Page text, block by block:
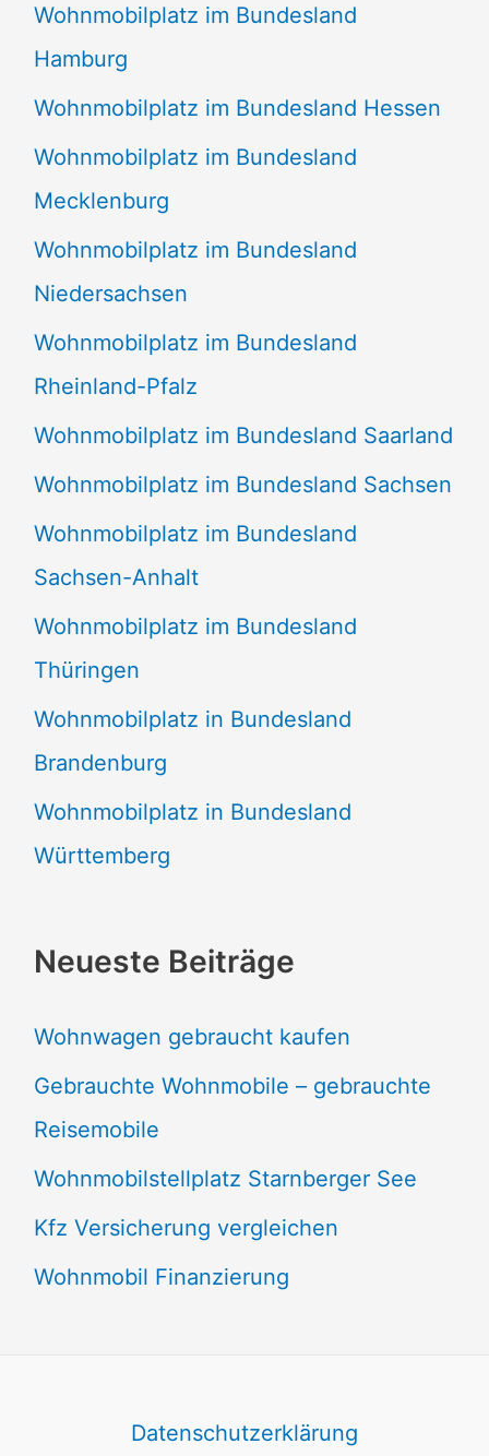
Wohnmobilplatz im Bundesland
Hamburg
Wohnmobilplatz im Bundesland Hessen
Wohnmobilplatz im Bundesland
Mecklenburg
Wohnmobilplatz im Bundesland
Niedersachsen
Wohnmobilplatz im Bundesland
Rheinland-Pfalz
Wohnmobilplatz im Bundesland Saarland
Wohnmobilplatz im Bundesland Sachsen
Wohnmobilplatz im Bundesland
Sachsen-Anhalt
Wohnmobilplatz im Bundesland
Thüringen
Wohnmobilplatz in Bundesland
Brandenburg
Wohnmobilplatz in Bundesland
Württemberg
Neueste Beiträge
Wohnwagen gebraucht kaufen
Gebrauchte Wohnmobile – gebrauchte
Reisemobile
Wohnmobilstellplatz Starnberger See
Kfz Versicherung vergleichen
Wohnmobil Finanzierung
Datenschutzerklärung